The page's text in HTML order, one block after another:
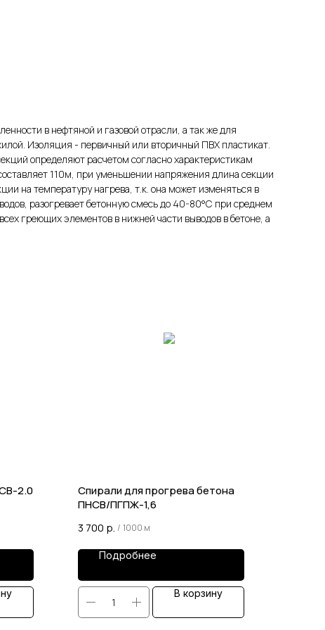
в нефтяной и газовой отрасли, а так же для
Изоляция - первичный или вторичный ПВХ пластикат.
определяют расчетом согласно характеристикам
110м, при уменьшении напряжения длина секции
на температуру нагрева, т.к. она может изменяться в
разогревает бетонную смесь до 40-80°С при среднем
греющих элементов в нижней части выводов в бетоне, а
2.0
Спирали для прогрева бетона
ПНСВ/ПГПЖ-1,6
3 700 р. / 1000 м
Подробнее
В корзину